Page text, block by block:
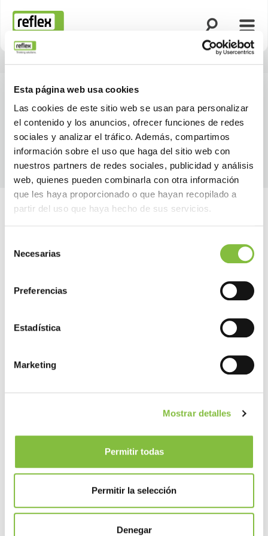
Esta página web usa cookies
Las cookies de este sitio web se usan para personalizar
el contenido y los anuncios, ofrecer funciones de redes
sociales y analizar el tráfico. Además, compartimos
información sobre el uso que haga del sitio web con
nuestros partners de redes sociales, publicidad y análisis
web, quienes pueden combinarla con otra información
que les haya proporcionado o que hayan recopilado a
partir del uso que haya hecho de sus servicios.
Necesarias
Preferencias
Estadística
Marketing
Mostrar detalles
Permitir todas
Permitir la selección
Denegar
Página de inicio
Abrir Abrir